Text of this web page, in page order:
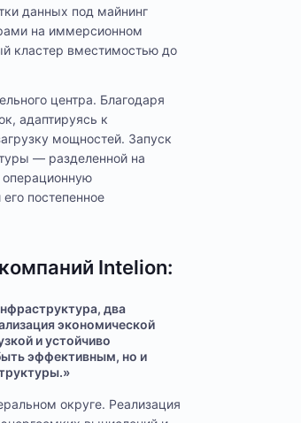
данных под майнинг
на иммерсионном
кластер вместимостью до
центра. Благодаря
адаптируясь к
мощностей. Запуск
— разделенной на
операционную
постепенное
Intelion:
два
экономической
и устойчиво
эффективным, но и
округе. Реализация